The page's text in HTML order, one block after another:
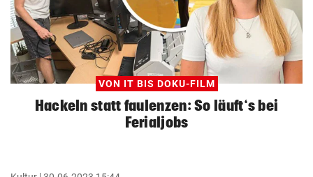
VON IT BIS DOKU-FILM
Hackeln statt faulenzen: So läuft‘s bei
Ferialjobs